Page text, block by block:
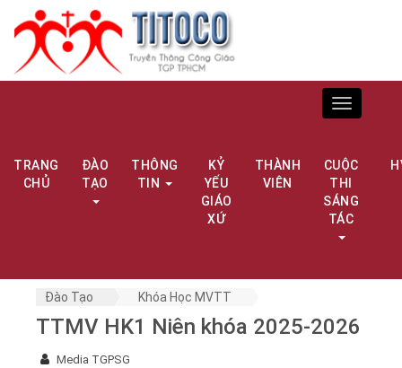
Toggle
navigation
TRANG
CHỦ
ĐÀO
TẠO
THÔNG
TIN
KỶ
YẾU
GIÁO
XỨ
THÀNH
VIÊN
CUỘC
THI
SÁNG
TÁC
Đào Tạo Khóa Học MVTT
TTMV HK1 Niên khóa 2025-2026
Media TGPSG